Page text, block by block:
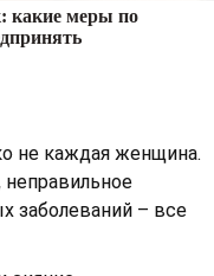
какие меры по
не каждая женщина.
заболеваний – все